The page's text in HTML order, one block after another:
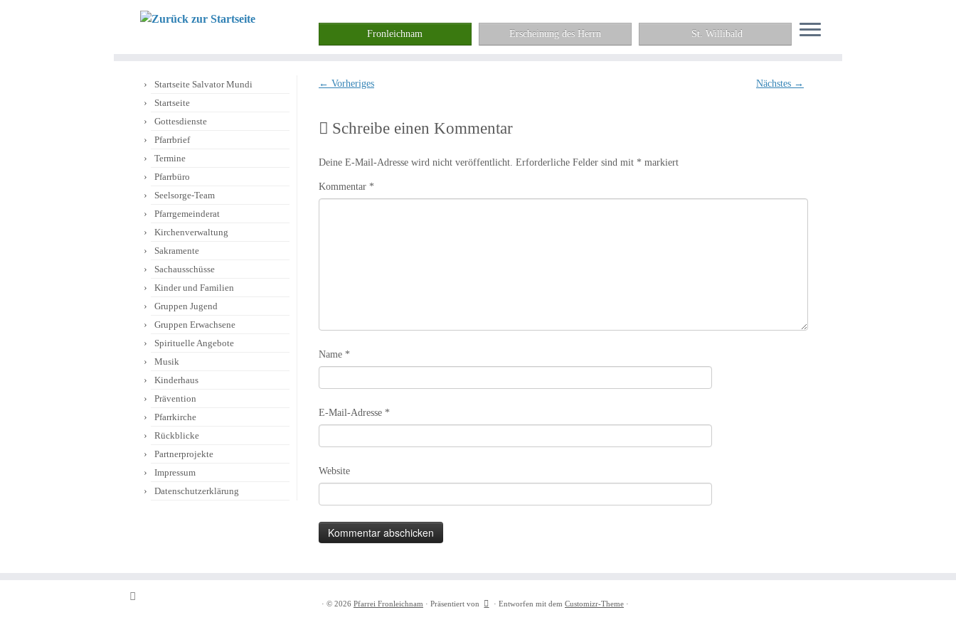
Fronleichnam Erscheinung des Herrn St. Willibald
Startseite Salvator Mundi
Startseite
Gottesdienste
Pfarrbrief
Termine
Pfarrbüro
Seelsorge-Team
Pfarrgemeinderat
Kirchenverwaltung
Sakramente
Sachausschüsse
Kinder und Familien
Gruppen Jugend
Gruppen Erwachsene
Spirituelle Angebote
Musik
Kinderhaus
Prävention
Pfarrkirche
Rückblicke
Partnerprojekte
Impressum
Datenschutzerklärung
← Vorheriges Nächstes →
Schreibe einen Kommentar
Deine E-Mail-Adresse wird nicht veröffentlicht. Erforderliche Felder sind mit * markiert
Kommentar *
Name *
E-Mail-Adresse *
Website
· © 2026 Pfarrei Fronleichnam · Präsentiert von · Entworfen mit dem Customizr-Theme·